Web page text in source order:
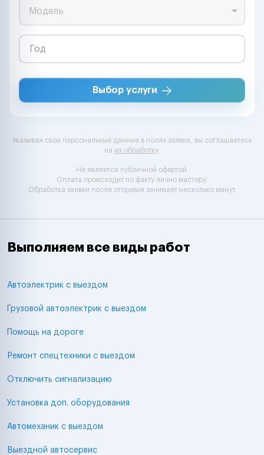
Модель
Выбор услуги
Указывая свои персональные данные в полях заявки, вы соглашаетесь
на их обработку.
Не является публичной офертой.
Оплата происходит по факту лично мастеру.
Обработка заявки после отправки занимает несколько минут.
Выполняем все виды работ
Автоэлектрик с выездом
Грузовой автоэлектрик с выездом
Помощь на дороге
Ремонт спецтехники с выездом
Отключить сигнализацию
Установка доп. оборудования
Автомеханик с выездом
Выездной автосервис